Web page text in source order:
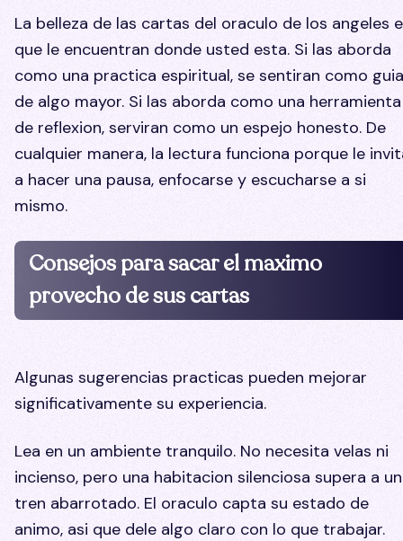
La belleza de las cartas del oraculo de los angeles
que le encuentran donde usted esta. Si las aborda
como una practica espiritual, se sentiran como guia
de algo mayor. Si las aborda como una herramienta
de reflexion, serviran como un espejo honesto. De
cualquier manera, la lectura funciona porque le
a hacer una pausa, enfocarse y escucharse a si
mismo.
Consejos para sacar el maximo
provecho de sus cartas
Algunas sugerencias practicas pueden mejorar
significativamente su experiencia.
Lea en un ambiente tranquilo. No necesita velas ni
incienso, pero una habitacion silenciosa supera a un
tren abarrotado. El oraculo capta su estado de
animo, asi que dele algo claro con lo que trabajar.